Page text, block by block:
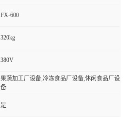
FX-600
320kg
380V
果蔬加工厂设备,冷冻食品厂设备,休闲食品厂设
备
是